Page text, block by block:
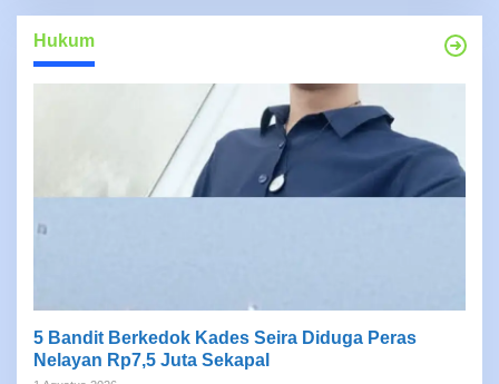
Hukum
5 Bandit Berkedok Kades Seira Diduga Peras
Nelayan Rp7,5 Juta Sekapal